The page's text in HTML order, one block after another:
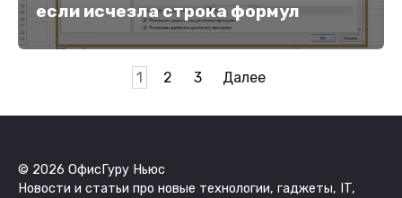
если исчезла строка формул
1 2 3 Далее
© 2026 ОфисГуру Ньюс
Новости и статьи про новые технологии, гаджеты, IT,